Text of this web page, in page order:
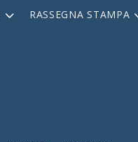
RASSEGNA STAMPA